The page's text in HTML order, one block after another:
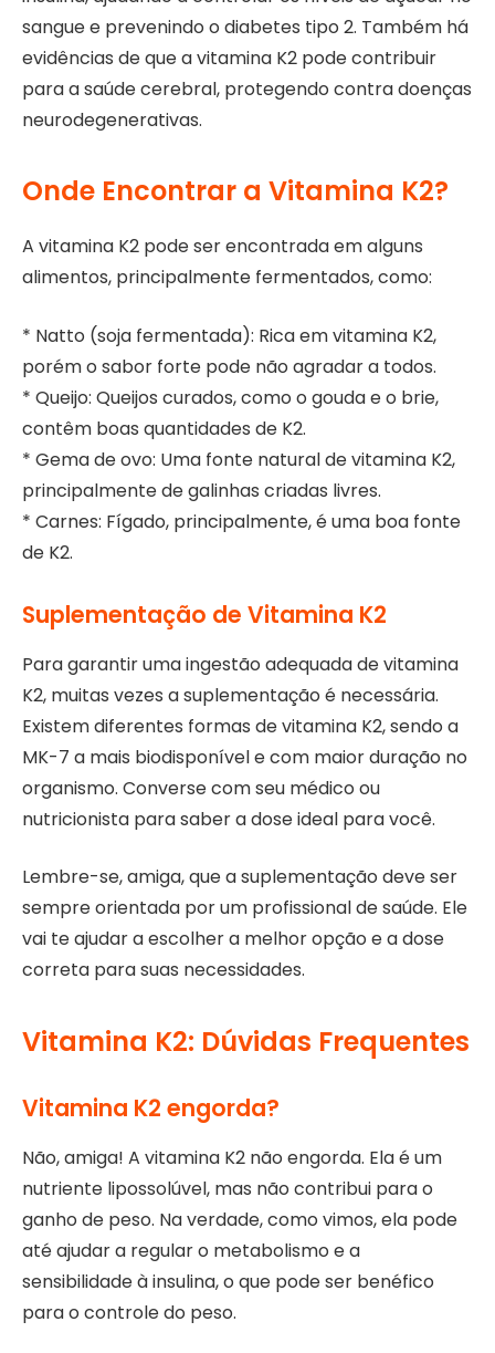
sangue e prevenindo o diabetes tipo 2. Também há
evidências de que a vitamina K2 pode contribuir
para a saúde cerebral, protegendo contra doenças
neurodegenerativas.
Onde Encontrar a Vitamina K2?
A vitamina K2 pode ser encontrada em alguns
alimentos, principalmente fermentados, como:
* Natto (soja fermentada): Rica em vitamina K2,
porém o sabor forte pode não agradar a todos.
* Queijo: Queijos curados, como o gouda e o brie,
contêm boas quantidades de K2.
* Gema de ovo: Uma fonte natural de vitamina K2,
principalmente de galinhas criadas livres.
* Carnes: Fígado, principalmente, é uma boa fonte
de K2.
Suplementação de Vitamina K2
Para garantir uma ingestão adequada de vitamina
K2, muitas vezes a suplementação é necessária.
Existem diferentes formas de vitamina K2, sendo a
MK-7 a mais biodisponível e com maior duração no
organismo. Converse com seu médico ou
nutricionista para saber a dose ideal para você.
Lembre-se, amiga, que a suplementação deve ser
sempre orientada por um profissional de saúde. Ele
vai te ajudar a escolher a melhor opção e a dose
correta para suas necessidades.
Vitamina K2: Dúvidas Frequentes
Vitamina K2 engorda?
Não, amiga! A vitamina K2 não engorda. Ela é um
nutriente lipossolúvel, mas não contribui para o
ganho de peso. Na verdade, como vimos, ela pode
até ajudar a regular o metabolismo e a
sensibilidade à insulina, o que pode ser benéfico
para o controle do peso.